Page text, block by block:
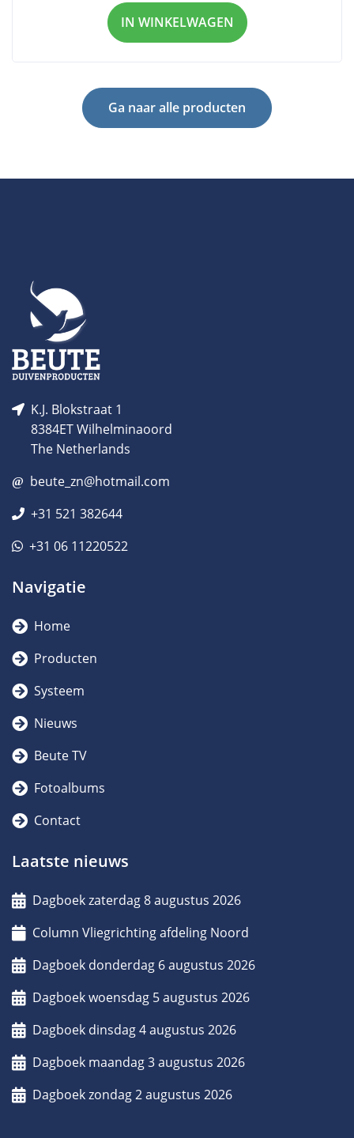
IN WINKELWAGEN
Ga naar alle producten
K.J. Blokstraat 1
8384ET Wilhelminaoord
The Netherlands
beute_zn@hotmail.com
+31 521 382644
+31 06 11220522
Navigatie
Home
Producten
Systeem
Nieuws
Beute TV
Fotoalbums
Contact
Laatste nieuws
Dagboek zaterdag 8 augustus 2026
Column Vliegrichting afdeling Noord
Dagboek donderdag 6 augustus 2026
Dagboek woensdag 5 augustus 2026
Dagboek dinsdag 4 augustus 2026
Dagboek maandag 3 augustus 2026
Dagboek zondag 2 augustus 2026